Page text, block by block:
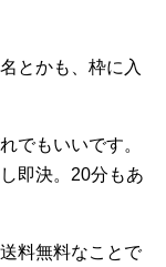
とかも、枠に入
でもいいです。
即決。20分もあ
料無料なことで